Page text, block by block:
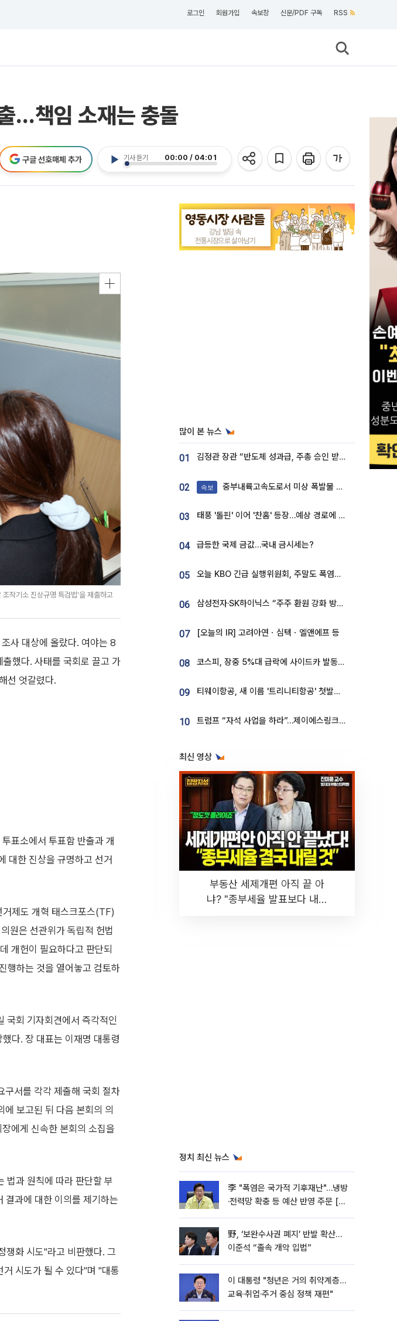
로그인 회원가입 속보창 신문/PDF 구독 RSS
…책임 소재는 충돌
기사 듣기 00:00 / 04:01
구글 선호매체 추가
작기소 진상규명 특검법'을 제출하고
사 대상에 올랐다. 여야는 8
했다. 사태를 국회로 끌고 가
선 엇갈렸다.
표소에서 투표함 반출과 개
대한 진상을 규명하고 선거
제도 개혁 태스크포스(TF)
원은 선관위가 독립적 헌법
개헌이 필요하다고 판단되
행하는 것을 열어놓고 검토하
국회 기자회견에서 즉각적인
다. 장 대표는 이재명 대통령
구서를 각각 제출해 국회 절차
보고된 뒤 다음 본회의 의
에게 신속한 본회의 소집을
법과 원칙에 따라 판단할 부
결과에 대한 이의를 제기하는
쟁화 시도"라고 비판했다. 그
시도가 될 수 있다"며 "대통
많이 본 뉴스
01 김정관 장관 “반도체 성과급, 주총 승인 받도록”…상법·자본시장법 개정 시사
02 속보 중부내륙고속도로서 미상 폭발물 발견
03 태풍 '돌핀' 이어 '찬홈' 등장…예상 경로에 한국 '한숨'
04 급등한 국제 금값…국내 금시세는?
05 오늘 KBO 긴급 실행위원회, 주말도 폭염취소 될까
06 삼성전자·SK하이닉스 “주주 환원 강화 방안 마련”
07 [오늘의 IR] 고려아연ㆍ심텍ㆍ엘앤에프 등
08 코스피, 장중 5%대 급락에 사이드카 발동…삼성·SK 동반 폭락
09 티웨이항공, 새 이름 '트리니티항공' 첫발…SSC 전략 본격화
10 트럼프 “자석 사업을 하라”…제이에스링크, 비중국 영구자석 공급망 구축 속도
최신 영상
부동산 세제개편 아직 끝 아
냐? "종부세율 발표보다 내릴
정치 최신 뉴스
李 "폭염은 국가적 기후재난"…냉방
·전력망 확충 등 예산 반영 주문 [종
野, ‘보완수사권 폐지’ 반발 확산…
이준석 “졸속 개악 입법”
이 대통령 "청년은 거의 취약계층…
교육·취업·주거 중심 정책 재편"